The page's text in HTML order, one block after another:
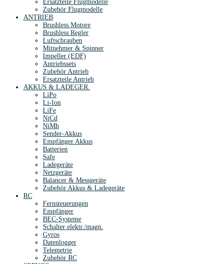
Ersatzteile Flugmodelle
Zubehör Flugmodelle
ANTRIEB
Brushless Motore
Brushless Regler
Luftschrauben
Mitnehmer & Spinner
Impeller (EDF)
Antriebssets
Zubehör Antrieb
Ersatzteile Antrieb
AKKUS & LADEGER.
LiPo
Li-Ion
LiFe
NiCd
NiMh
Sender-Akkus
Empfänger Akkus
Batterien
Safe
Ladegeräte
Netzgeräte
Balancer & Messgeräte
Zubehör Akkus & Ladegeräte
RC
Fernsteuerungen
Empfänger
BEC-Systeme
Schalter elektr./magn.
Gyros
Datenlogger
Telemetrie
Zubehör RC